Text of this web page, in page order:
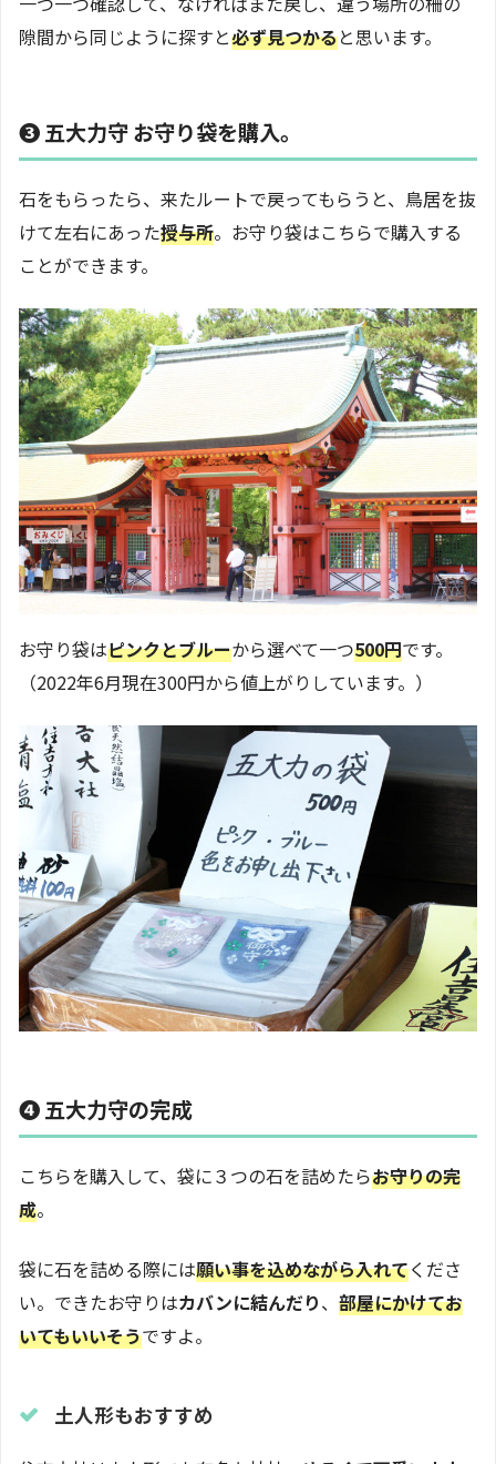
隙間から同じように探すと必ず見つかると思います。
❸ 五大力守 お守り袋を購入。
石をもらったら、来たルートで戻ってもらうと、鳥居を抜
けて左右にあった授与所。お守り袋はこちらで購入する
ことができます。
お守り袋はピンクとブルーから選べて一つ500円です。
（2022年6月現在300円から値上がりしています。）
❹ 五大力守の完成
こちらを購入して、袋に３つの石を詰めたらお守りの完
成。
袋に石を詰める際には願い事を込めながら入れてくださ
い。できたお守りはカバンに結んだり、 部屋にかけてお
いてもいいそうですよ。
土人形もおすすめ